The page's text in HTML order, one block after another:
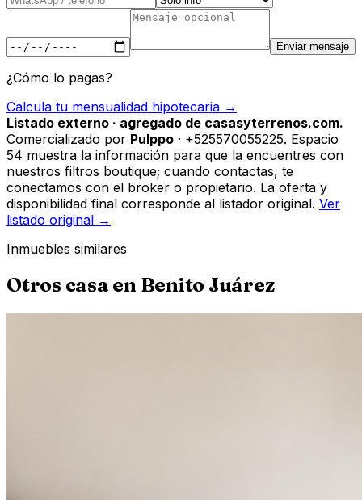
Enviar mensaje
¿Cómo lo pagas?
Calcula tu mensualidad hipotecaria →
Listado externo · agregado de casasyterrenos.com.
Comercializado por Pulppo · +525570055225. Espacio
54 muestra la información para que la encuentres con
nuestros filtros boutique; cuando contactas, te
conectamos con el broker o propietario. La oferta y
disponibilidad final corresponde al listador original. Ver
listado original →
Inmuebles similares
Otros casa en Benito Juárez